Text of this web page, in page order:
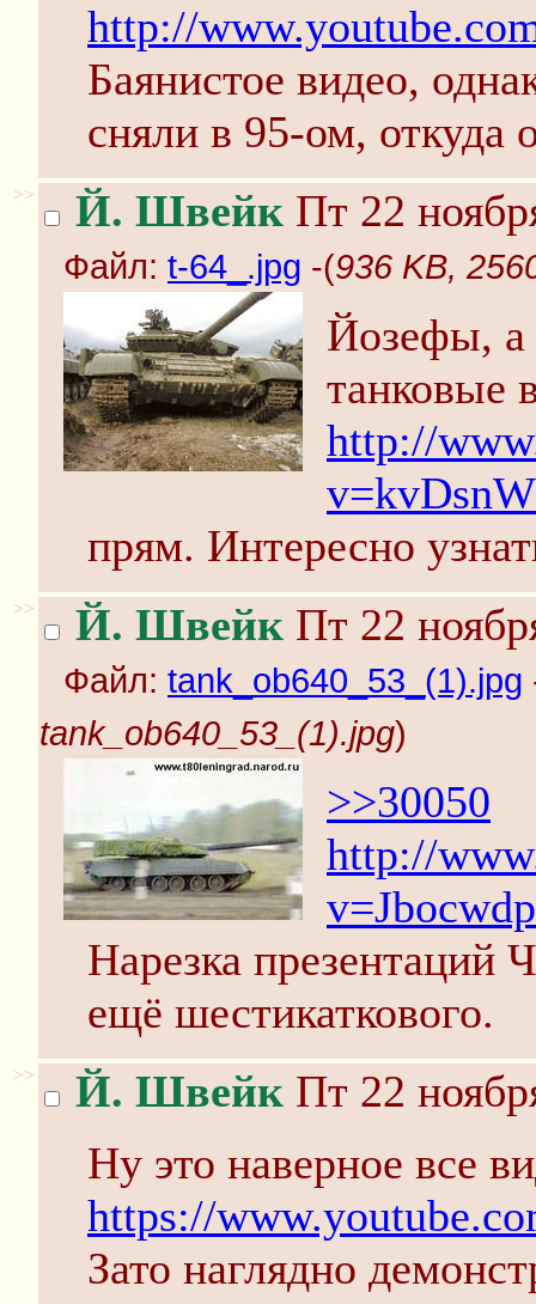
http://
Баянистое видео,
сняли в 95-ом, откуда
>> Й. Швейк Пт 22
Файл: t-64_.jpg -(936 KB,
Йозефы, а
танковые
http://
прям. Интересно
>> Й. Швейк Пт 22
Файл: tank_ob640_53_(1).jpg
tank_ob640_53_(1).jpg)
>>30050
http://
Нарезка презентаций
ещё шестикаткового.
>> Й. Швейк Пт 22
Ну это наверное все
https://
Зато наглядно